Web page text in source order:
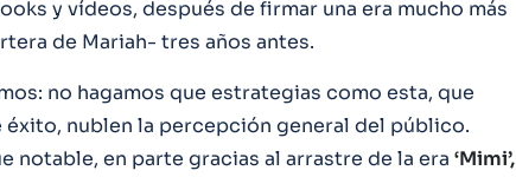
y vídeos, después de firmar una era mucho más
de Mariah- tres años antes.
no hagamos que estrategias como esta, que
éxito, nublen la percepción general del público.
notable, en parte gracias al arrastre de la era ‘Mimi’,